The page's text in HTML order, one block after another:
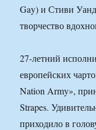
Gay) и Стиви
творчество
27-летний
европейских
Nation Army»,
Strapes.
приходило в